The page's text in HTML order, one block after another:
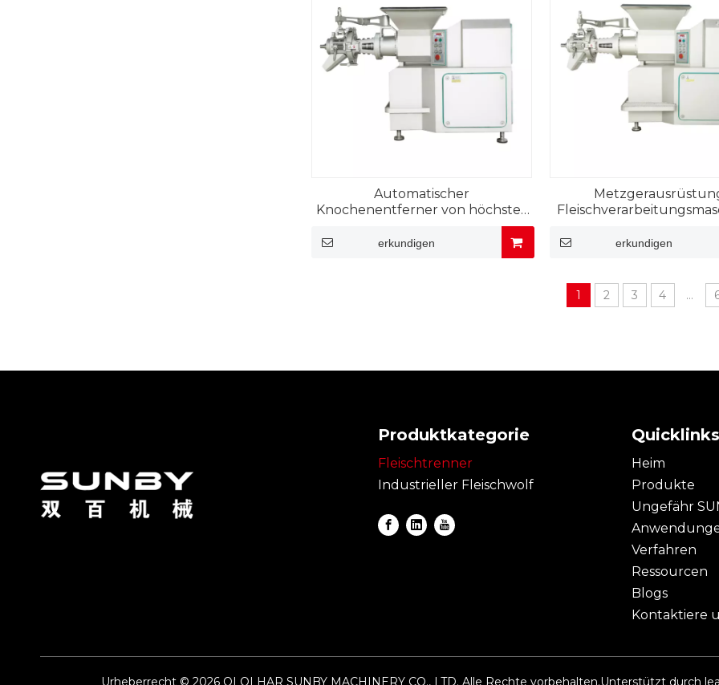
Automatischer
Knochenentferner von höchster
Rindfleischverarbeitung
erkundigen erkundigen
1 2 3 4 ...
Produktkategorie
Fleischtrenner
Industrieller Fleischwolf
Quicklinks
Heim
Produkte
Ungefähr
Verfahren
Ressourcen
Blogs
Kontaktiere
Urheberrecht © 2026 QI QI HAR SUNBY MACHINERY CO., LTD. Alle Rechte vorbehalten.Unterstützt durch